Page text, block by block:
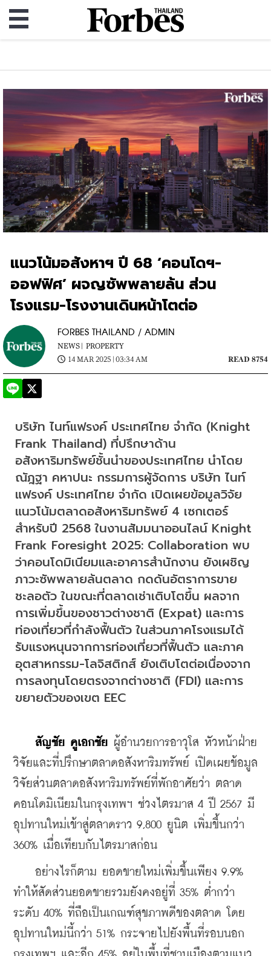
แนวโน้มอสังหาฯ ปี 68 ‘คอนโดฯ-
ออฟฟิศ’ ผจญซัพพลายล้น ส่วน
โรงแรม-โรงงานเดินหน้าโตต่อ
FORBES THAILAND / ADMIN
NEWS | PROPERTY
14 MAR 2025 | 03:34 AM
READ 8754
บริษัท ไนท์แฟรงค์ ประเทศไทย จำกัด (Knight
Frank Thailand) ที่ปรึกษาด้าน
อสังหาริมทรัพย์ชั้นนำของประเทศไทย นำโดย
ณัฎฐา คหาปนะ กรรมการผู้จัดการ บริษัท ไนท์
แฟรงค์ ประเทศไทย จำกัด เปิดเผยข้อมูลวิจัย
แนวโน้มตลาดอสังหาริมทรัพย์ 4 เซกเตอร์
สำหรับปี 2568 ในงานสัมมนาออนไลน์ Knight
Frank Foresight 2025: Collaboration พบ
ว่าคอนโดมิเนียมและอาคารสำนักงาน ยังเผชิญ
ภาวะซัพพลายล้นตลาด กดดันอัตราการขาย
ชะลอตัว ในขณะที่ตลาดเช่าเติบโตขึ้น ผลจาก
การเพิ่มขึ้นของชาวต่างชาติ (Expat) และการ
ท่องเที่ยวที่กำลังฟื้นตัว ในส่วนภาคโรงแรมได้
รับแรงหนุนจากการท่องเที่ยวที่ฟื้นตัว และภาค
อุตสาหกรรม-โลจิสติกส์ ยังเติบโตต่อเนื่องจาก
การลงทุนโดยตรงจากต่างชาติ (FDI) และการ
ขยายตัวของเขต EEC
สัญชัย คูเอกชัย ผู้อำนวยการอาวุโส หัวหน้าฝ่าย
วิจัยและที่ปรึกษาตลาดอสังหาริมทรัพย์ เปิดเผยข้อมูล
วิจัยส่วนตลาดอสังหาริมทรัพย์ที่พักอาศัยว่า ตลาด
คอนโดมิเนียมในกรุงเทพฯ ช่วงไตรมาส 4 ปี 2567 มี
อุปทานใหม่เข้าสู่ตลาดราว 9,800 ยูนิต เพิ่มขึ้นกว่า
360% เมื่อเทียบกับไตรมาสก่อน
อย่างไรก็ตาม ยอดขายใหม่เพิ่มขึ้นเพียง 9.9%
ทำให้สัดส่วนยอดขายรวมยังคงอยู่ที่ 35% ต่ำกว่า
ระดับ 40% ที่ถือเป็นเกณฑ์สุขภาพดีของตลาด โดย
อุปทานใหม่นี้กว่า 51% กระจายไปยังพื้นที่รอบนอก